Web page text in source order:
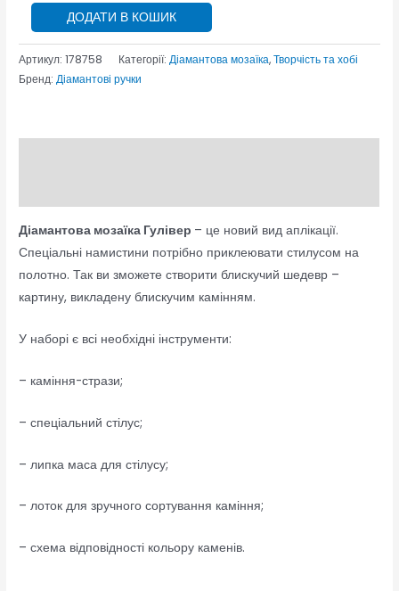
ДОДАТИ В КОШИК
Артикул:178758 Категорії:Діамантова мозаїка,Творчість та хобі
Бренд:Діамантові ручки
Діамантова мозаїка Гулівер – це новий вид аплікації.
Спеціальні намистини потрібно приклеювати стилусом на
полотно. Так ви зможете створити блискучий шедевр –
картину, викладену блискучим камінням.
У наборі є всі необхідні інструменти:
– каміння-стрази;
– спеціальний стілус;
– липка маса для стілусу;
– лоток для зручного сортування каміння;
– схема відповідності кольору каменів.